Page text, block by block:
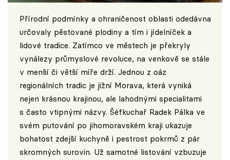
Přírodní podmínky a ohraničenost oblasti odedávna
určovaly pěstované plodiny a tím i jídelníček a
lidové tradice. Zatímco ve městech je překryly
vynálezy průmyslové revoluce, na venkově se stále
v menší či větší míře drží. Jednou z oáz
regionálních tradic je jižní Morava, která vyniká
nejen krásnou krajinou, ale lahodnými specialitami
s často vtipnými názvy. Šéfkuchař Radek Pálka ve
svém putování po jihomoravském kraji ukazuje
bohatost zdejší kuchyně i pestrost pokrmů z pár
skromných surovin. Už samotné listování vzbuzuje